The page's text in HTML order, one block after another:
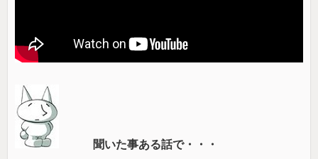
聞いた事ある話で・・・